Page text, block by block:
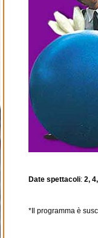
Date spettacoli: 2,
*Il programma è